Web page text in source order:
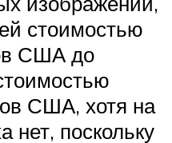
стоимостью
США до
США, хотя на
нет, поскольку